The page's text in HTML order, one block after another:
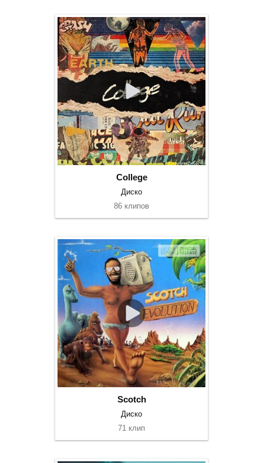
College
Диско
86 клипов
Scotch
Диско
71 клип